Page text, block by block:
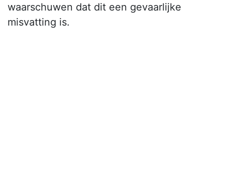
waarschuwen dat dit een gevaarlijke
misvatting is.